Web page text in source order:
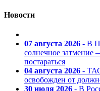
Новости
07 августа 2026 - В
солнечное затмение
постараться
04 августа 2026 -
освобожден от
30 июля 2026 - В